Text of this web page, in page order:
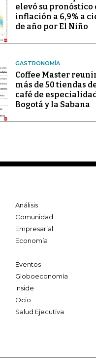
elevó su pronóstico
inflación a 6,9% a
de año por El Niño
GASTRONOMÍA
Coffee Master
más de 50 tiendas
café de
Bogotá y la Sabana
Análisis
Comunidad
Empresarial
Economía
Eventos
Globoeconomía
Inside
Ocio
Salud Ejecutiva